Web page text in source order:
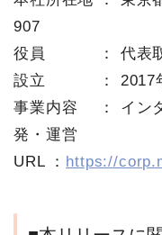
907
役員 ： 代表取
設立 ： 2017年
事業内容 ： イン
発・運営
URL ： https://